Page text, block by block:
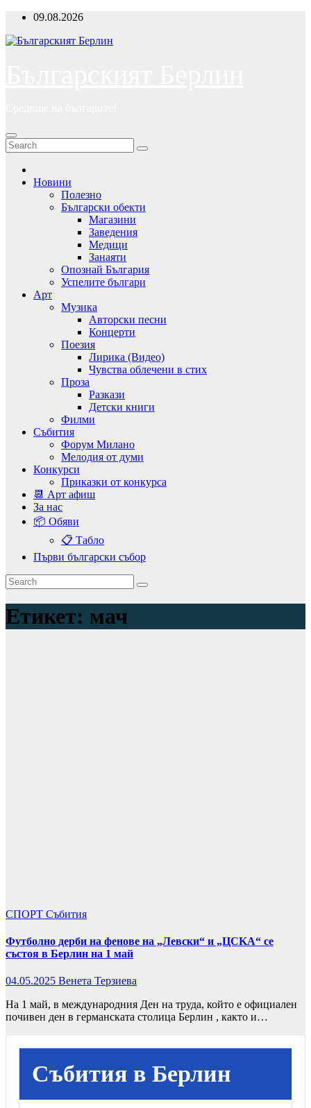
Skip
content
09.08.2026
Новини
Полезно
Български обекти
Магазини
Заведения
Медици
Занаяти
Опознай България
Успелите българи
Арт
Музика
Авторски песни
Концерти
Поезия
Лирика (Видео)
Чувства облечени в стих
Проза
Разкази
Детски книги
Филми
Събития
Форум Милано
Мелодия от думи
Конкурси
Приказки от конкурса
📆 Арт афиш
За нас
📦 Обяви
📋 Табло
Първи български събор
Етикет: мач
СПОРТ Събития
Футболно дерби на фенове на „Левски“ и „ЦCKA“ се
състоя в Берлин на 1 май
04.05.2025 Венета Терзиева
На 1 май, в международния Ден на труда, който е официален
почивен ден в германската столица Берлин , както и…
Събития в Берлин